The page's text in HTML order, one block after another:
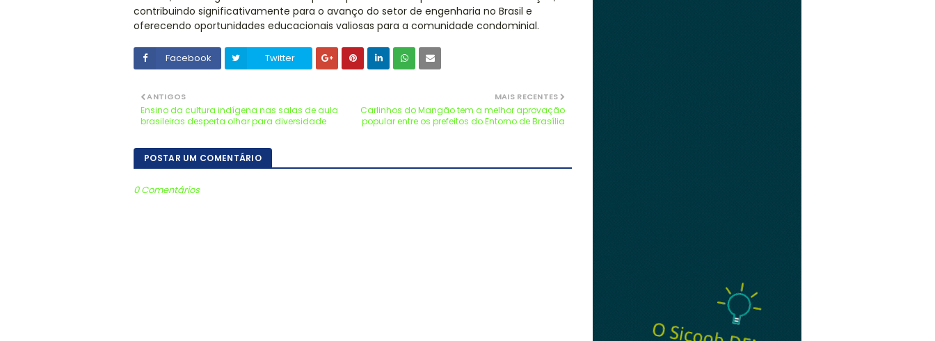
contribuindo significativamente para o avanço do setor de engenharia no Brasil e
oferecendo oportunidades educacionais valiosas para a comunidade condominial.
Facebook Twitter
MAIS RECENTES
Carlinhos do Mangão tem a melhor aprovação
popular entre os prefeitos do Entorno de Brasília
ANTIGOS
Ensino da cultura indígena nas salas de aula
brasileiras desperta olhar para diversidade
POSTAR UM COMENTÁRIO
0 Comentários